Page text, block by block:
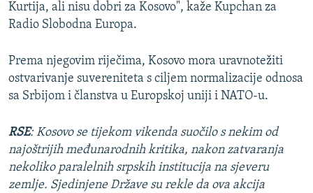
Kurtija, ali nisu dobri za Kosovo", kaže Kupchan za
Radio Slobodna Europa.
Prema njegovim riječima, Kosovo mora uravnotežiti
ostvarivanje suvereniteta s ciljem normalizacije odnosa
sa Srbijom i članstva u Europskoj uniji i NATO-u.
RSE: Kosovo se tijekom vikenda suočilo s nekim od
najoštrijih međunarodnih kritika, nakon zatvaranja
nekoliko paralelnih srpskih institucija na sjeveru
zemlje. Sjedinjene Države su rekle da ova akcija